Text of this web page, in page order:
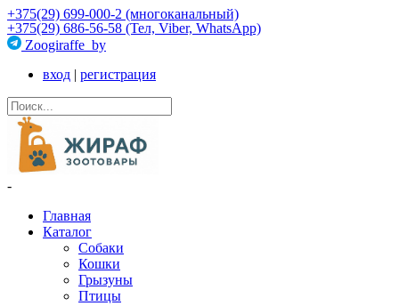
+375(29) 699-000-2 (многоканальный)
+375(29) 686-56-58 (Тел, Viber, WhatsApp)
Zoogiraffe_by
вход | регистрация
-
Главная
Каталог
Собаки
Кошки
Грызуны
Птицы